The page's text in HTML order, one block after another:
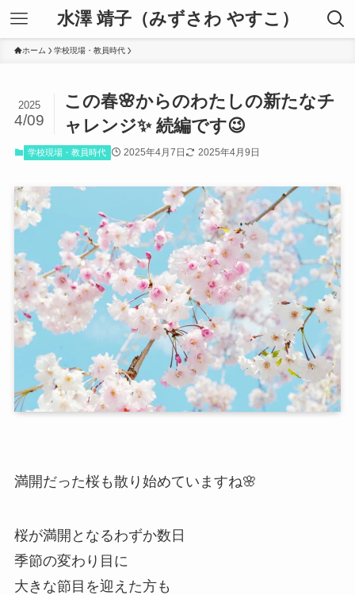
水澤 靖子（みずさわ やすこ）
ホーム 学校現場・教員時代
この春🌸からのわたしの新たなチ
ャレンジ✨ 続編です😉
2025
4/09
学校現場・教員時代 2025年4月7日 2025年4月9日
満開だった桜も散り始めていますね🌸
桜が満開となるわずか数日
季節の変わり目に
大きな節目を迎えた方も